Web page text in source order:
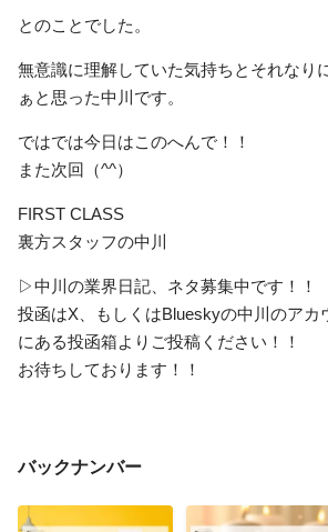
とのことでした。
無意識に理解していた気持ちとそれなり
ぁと思った中川です。
ではでは今日はこのへんで！！
また次回（^^）
FIRST CLASS
裏方スタッフの中川
▷中川の業界日記、ネタ募集中です！！
投函はX、もしくはBlueskyの中川のアカ
にある投函箱よりご投稿ください！！
お待ちしております！！
バックナンバー